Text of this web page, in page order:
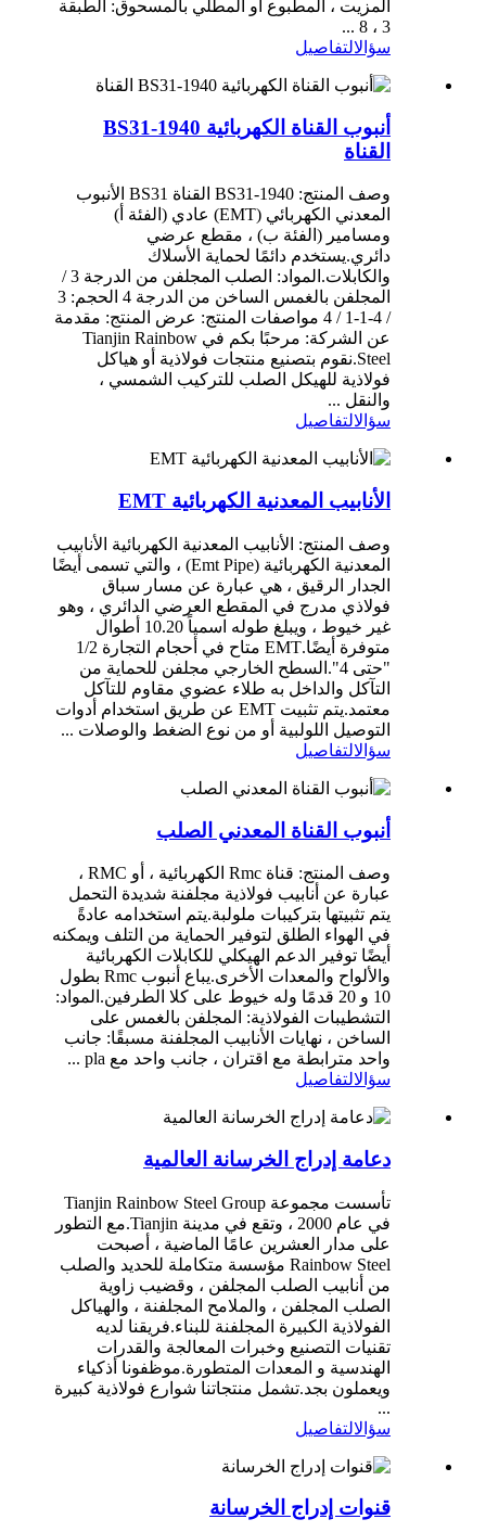
المزيت ، المطبوع أو المطلي بالمسحوق: الطبقة
3 ، 8 ...
سؤالالتفاصيل
أنبوب القناة الكهربائية BS31-1940
القناة
وصف المنتج: BS31-1940 القناة BS31 الأنبوب
المعدني الكهربائي (EMT) عادي (الفئة أ)
ومسامير (الفئة ب) ، مقطع عرضي
دائري.يستخدم دائمًا لحماية الأسلاك
والكابلات.المواد: الصلب المجلفن من الدرجة 3 /
المجلفن بالغمس الساخن من الدرجة 4 الحجم: 3
/ 4-1-1 / 4 مواصفات المنتج: عرض المنتج: مقدمة
عن الشركة: مرحبًا بكم في Tianjin Rainbow
Steel.نقوم بتصنيع منتجات فولاذية أو هياكل
فولاذية للهيكل الصلب للتركيب الشمسي ،
والنقل ...
سؤالالتفاصيل
الأنابيب المعدنية الكهربائية EMT
وصف المنتج: الأنابيب المعدنية الكهربائية الأنابيب
المعدنية الكهربائية (Emt Pipe) ، والتي تسمى أيضًا
الجدار الرقيق ، هي عبارة عن مسار سباق
فولاذي مدرج في المقطع العرضي الدائري ، وهو
غير خيوط ، ويبلغ طوله اسمياً 10.20 أطوال
متوفرة أيضًا.EMT متاح في أحجام التجارة 1/2
"حتى 4".السطح الخارجي مجلفن للحماية من
التآكل والداخل به طلاء عضوي مقاوم للتآكل
معتمد.يتم تثبيت EMT عن طريق استخدام أدوات
التوصيل اللولبية أو من نوع الضغط والوصلات ...
سؤالالتفاصيل
أنبوب القناة المعدني الصلب
وصف المنتج: قناة Rmc الكهربائية ، أو RMC ،
عبارة عن أنابيب فولاذية مجلفنة شديدة التحمل
يتم تثبيتها بتركيبات ملولبة.يتم استخدامه عادةً
في الهواء الطلق لتوفير الحماية من التلف ويمكنه
أيضًا توفير الدعم الهيكلي للكابلات الكهربائية
والألواح والمعدات الأخرى.يباع أنبوب Rmc بطول
10 و 20 قدمًا وله خيوط على كلا الطرفين.المواد:
التشطيبات الفولاذية: المجلفن بالغمس على
الساخن ، نهايات الأنابيب المجلفنة مسبقًا: جانب
واحد مترابطة مع اقتران ، جانب واحد مع pla ...
سؤالالتفاصيل
دعامة إدراج الخرسانة العالمية
تأسست مجموعة Tianjin Rainbow Steel Group
في عام 2000 ، وتقع في مدينة Tianjin.مع التطور
على مدار العشرين عامًا الماضية ، أصبحت
Rainbow Steel مؤسسة متكاملة للحديد والصلب
من أنابيب الصلب المجلفن ، وقضيب زاوية
الصلب المجلفن ، والملامح المجلفنة ، والهياكل
الفولاذية الكبيرة المجلفنة للبناء.فريقنا لديه
تقنيات التصنيع وخبرات المعالجة والقدرات
الهندسية و المعدات المتطورة.موظفونا أذكياء
ويعملون بجد.تشمل منتجاتنا شوارع فولاذية كبيرة
...
سؤالالتفاصيل
قنوات إدراج الخرسانة